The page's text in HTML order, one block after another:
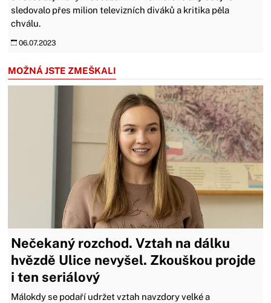
sledovalo přes milion televizních diváků a kritika pěla
chválu.
06.07.2023
MOŽNÁ JSTE ZMEŠKALI
Nečekaný rozchod. Vztah na dálku
hvězdě Ulice nevyšel. Zkouškou projde
i ten seriálový
Málokdy se podaří udržet vztah navzdory velké a